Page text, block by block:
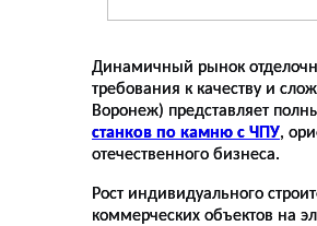
Динамичный рынок
требования к качеству и
Воронеж) представляет
станков по камню с ЧПУ,
отечественного бизнеса.
Рост индивидуального
коммерческих объектов на